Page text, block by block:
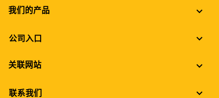
我们的产品
公司入口
关联网站
联系我们